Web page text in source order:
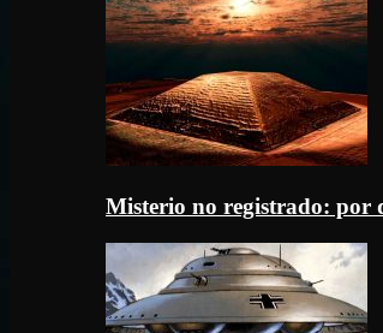
Misterio no registrado: por